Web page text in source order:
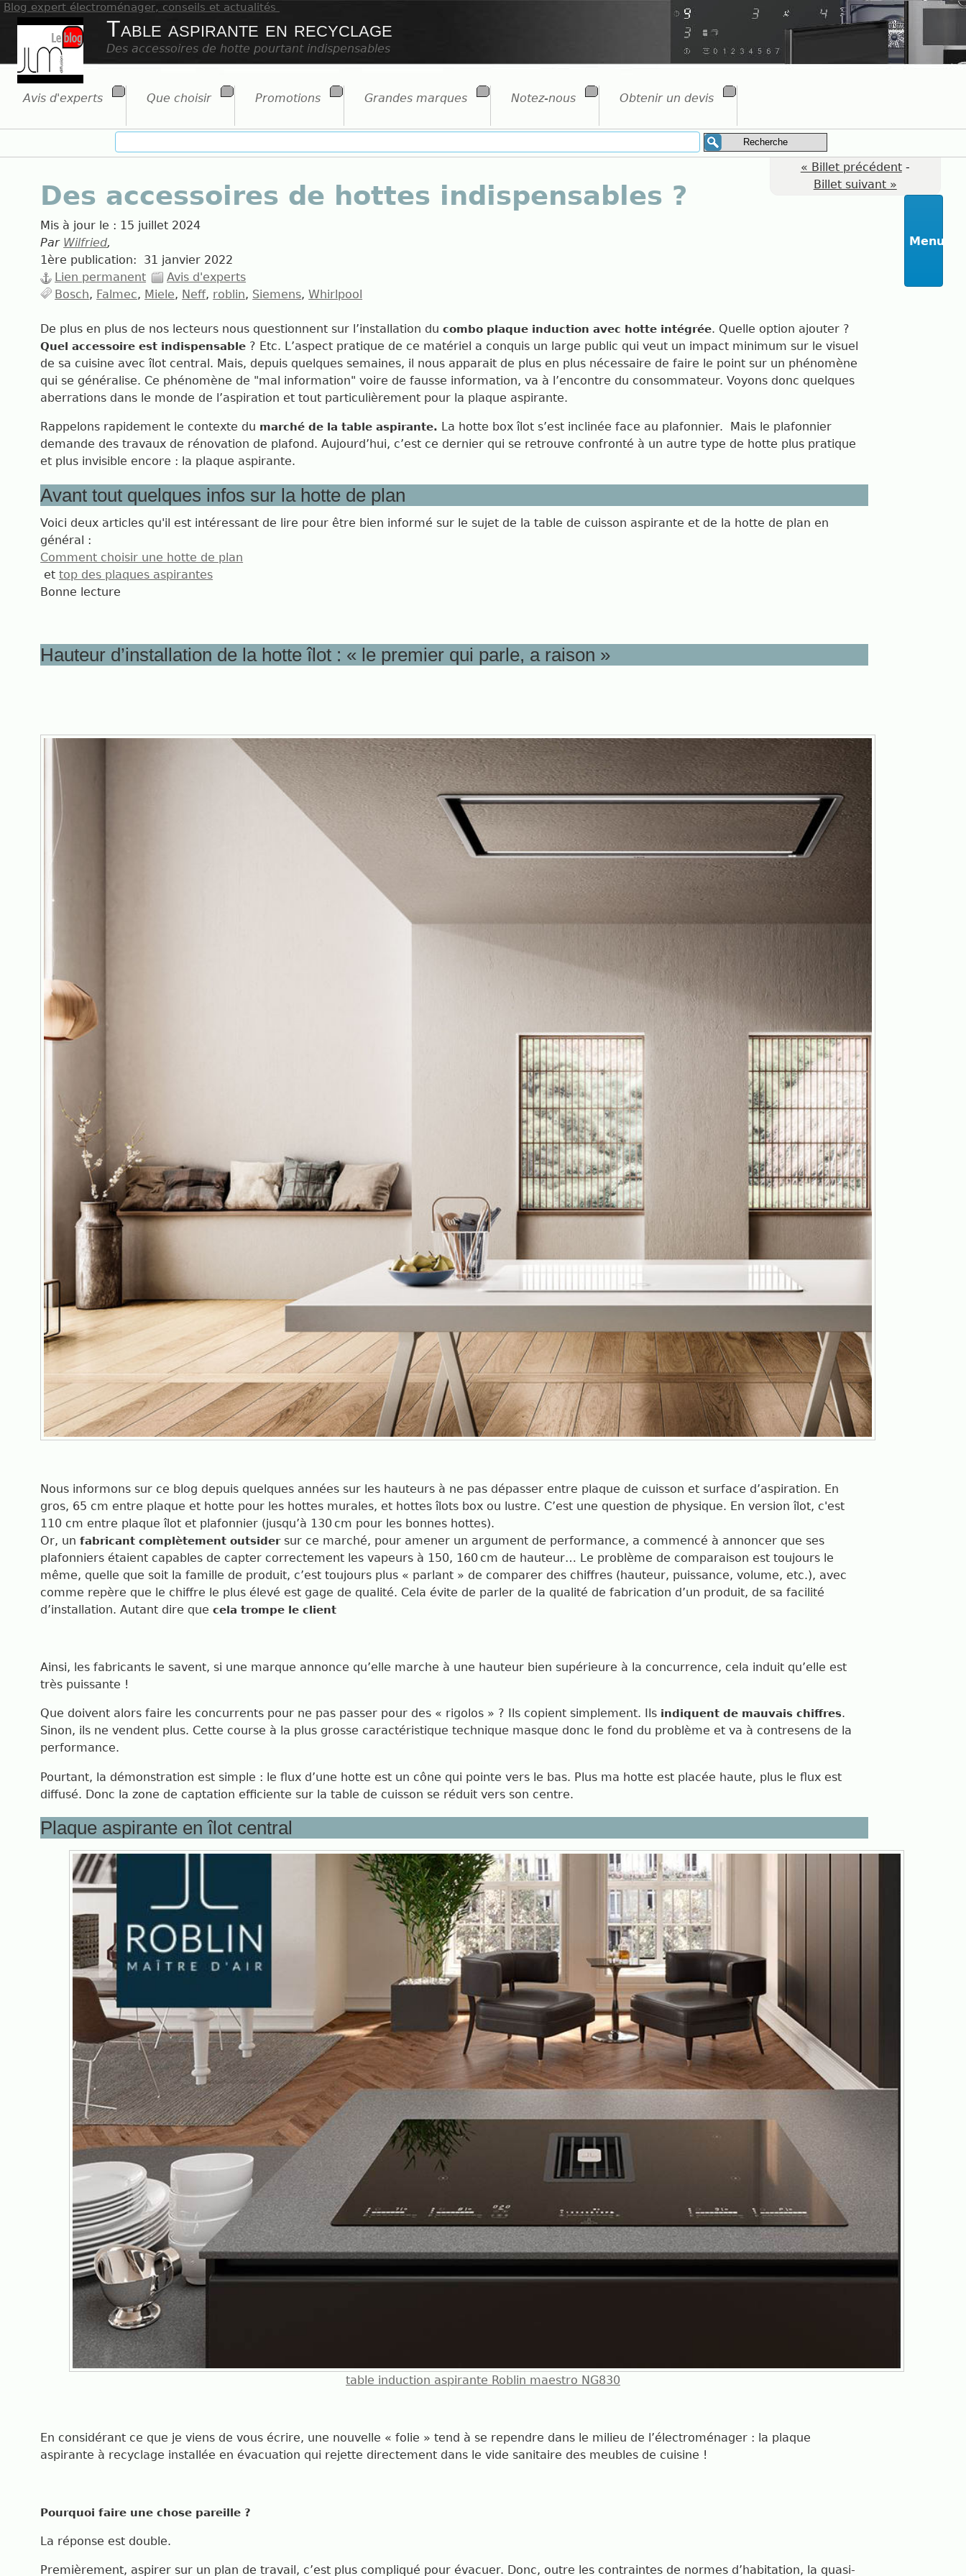
Blog expert électroménager, conseils et actualités
Table aspirante en recyclage
Des accessoires de hotte pourtant indispensables
Avis d'experts Que choisir Promotions Grandes marques Notez-nous Obtenir un devis
Menu
« Billet précédent -
Billet suivant »
Des accessoires de hottes indispensables ?
Mis à jour le : 15 juillet 2024
Par Wilfried,
1ère publication: 31 janvier 2022
Lien permanent
Avis d'experts
Bosch
Falmec Miele Neff roblin Siemens Whirlpool
De plus en plus de nos lecteurs nous questionnent sur l’installation ducombo plaque induction avec hotte intégrée. Quelle option ajouter ?
Quel accessoire est indispensable ? Etc. L’aspect pratique de ce matériel a conquis un large public qui veut un impact minimum sur le visuel
de sa cuisine avec îlot central. Mais, depuis quelques semaines, il nous apparait de plus en plus nécessaire de faire le point sur un phénomène
qui se généralise. Ce phénomène de "mal information" voire de fausse information, va à l’encontre du consommateur. Voyons donc quelques
aberrations dans le monde de l’aspiration et tout particulièrement pour la plaque aspirante.
Rappelons rapidement le contexte du marché de la table aspirante. La hotte box îlot s’est inclinée face au plafonnier.
Mais le plafonnier
demande des travaux de rénovation de plafond. Aujourd’hui, c’est ce dernier qui se retrouve confronté à un autre type de hotte plus pratique
et plus invisible encore : la plaque aspirante.
Avant tout quelques infos sur la hotte de plan
Voici deux articles qu'il est intéressant de lire pour être bien informé sur le sujet de la table de cuisson aspirante et de la hotte de plan en
général :
Comment choisir une hotte de plan
ettop des plaques aspirantes
Bonne lecture
Hauteur d’installation de la hotte îlot : « le premier qui parle, a raison »
Nous informons sur ce blog depuis quelques années sur les hauteurs à ne pas dépasser entre plaque de cuisson et surface d’aspiration. En
gros, 65 cm entre plaque et hotte pour les hottes murales, et hottes îlots box ou lustre. C’est une question de physique. En version îlot, c'est
110 cm entre plaque îlot et plafonnier (jusqu’à 130 cm pour les bonnes hottes).
Or, unfabricant complètement outsidersur ce marché, pour amener un argument de performance, a commencé à annoncer que ses
plafonniers étaient capables de capter correctement les vapeurs à 150, 160 cm de hauteur… Le problème de comparaison est toujours le
même, quelle que soit la famille de produit, c’est toujours plus « parlant » de comparer des chiffres (hauteur, puissance, volume, etc.), avec
comme repère que le chiffre le plus élevé est gage de qualité. Cela évite de parler de la qualité de fabrication d’un produit, de sa facilité
d’installation. Autant dire quecela trompe le client
Ainsi, les fabricants le savent, si une marque annonce qu’elle marche à une hauteur bien supérieure à la concurrence, cela induit qu’elle est
très puissante !
Que doivent alors faire les concurrents pour ne pas passer pour des « rigolos » ? Ils copient simplement. Ils indiquent de mauvais chiffres.
Sinon, ils ne vendent plus. Cette course à la plus grosse caractéristique technique masque donc le fond du problème et va à contresens de la
performance.
Pourtant, la démonstration est simple : le flux d’une hotte est un cône qui pointe vers le bas. Plus ma hotte est placée haute, plus le flux est
diffusé. Donc la zone de captation efficiente sur la table de cuisson se réduit vers son centre.
Plaque aspirante en îlot central
table induction aspirante Roblin maestro NG830
En considérant ce que je viens de vous écrire, une nouvelle « folie » tend à se rependre dans le milieu de l’électroménager : la plaque
aspirante à recyclage installée en évacuation qui rejette directement dans le vide sanitaire des meubles de cuisine !
Pourquoi faire une chose pareille ?
La réponse est double.
Premièrement, aspirer sur un plan de travail, c’est plus compliqué pour évacuer. Donc, outre les contraintes de normes d’habitation, la quasi-